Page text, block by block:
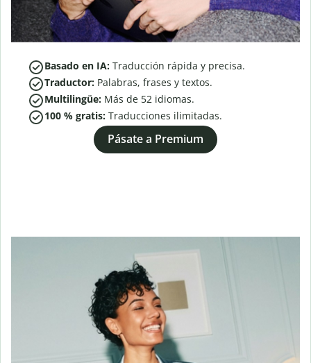
Basado en IA: Traducción rápida y precisa.
Traductor: Palabras, frases y textos.
Multilingüe: Más de 52 idiomas.
100 % gratis: Traducciones ilimitadas.
Pásate a Premium